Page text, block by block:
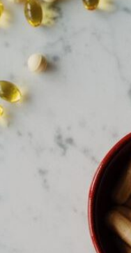
Was du